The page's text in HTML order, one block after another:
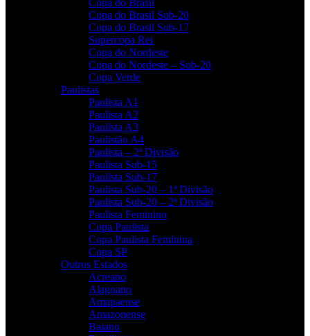
Copa do Brasil Sub-20
Copa do Brasil Sub-17
Supercopa Rei
Copa do Nordeste
Copa do Nordeste – Sub-20
Copa Verde
Paulistas
Paulista A1
Paulista A2
Paulista A3
Paulistão A4
Paulista – 2ª Divisão
Paulista Sub-15
Paulista Sub-17
Paulista Sub-20 – 1ª Divisão
Paulista Sub-20 – 2ª Divisão
Paulista Feminino
Copa Paulista
Copa Paulista Feminina
Copa SP
Outros Estados
Acreano
Alagoano
Amapaense
Amazonense
Baiano